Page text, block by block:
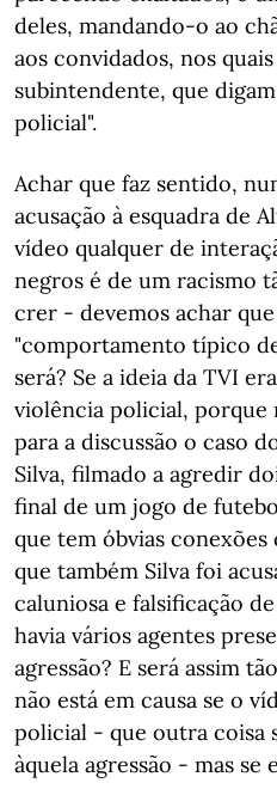
deles, mandando-o ao
aos convidados, nos
subintendente, que
policial".
Achar que faz sentido,
acusação à esquadra de
vídeo qualquer de
negros é de um racismo
crer - devemos achar
"comportamento típico
será? Se a ideia da TVI
violência policial,
para a discussão o caso
Silva, filmado a agredir
final de um jogo de
que tem óbvias
que também Silva foi
caluniosa e falsificação
havia vários agentes
agressão? E será assim
não está em causa se o
policial - que outra coisa
àquela agressão - mas se